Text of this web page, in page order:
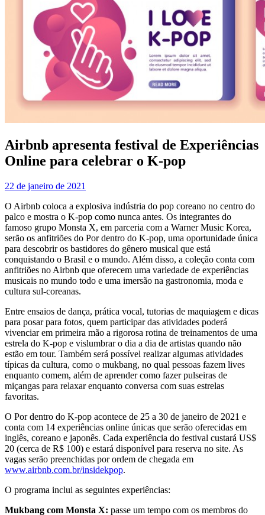
Airbnb apresenta festival de Experiências
Online para celebrar o K-pop
22 de janeiro de 2021
O Airbnb coloca a explosiva indústria do pop coreano no centro do
palco e mostra o K-pop como nunca antes. Os integrantes do
famoso grupo Monsta X, em parceria com a Warner Music Korea,
serão os anfitriões do Por dentro do K-pop, uma oportunidade única
para descobrir os bastidores do gênero musical que está
conquistando o Brasil e o mundo. Além disso, a coleção conta com
anfitriões no Airbnb que oferecem uma variedade de experiências
musicais no mundo todo e uma imersão na gastronomia, moda e
cultura sul-coreanas.
Entre ensaios de dança, prática vocal, tutorias de maquiagem e dicas
para posar para fotos, quem participar das atividades poderá
vivenciar em primeira mão a rigorosa rotina de treinamentos de uma
estrela do K-pop e vislumbrar o dia a dia de artistas quando não
estão em tour. Também será possível realizar algumas atividades
típicas da cultura, como o mukbang, no qual pessoas fazem lives
enquanto comem, além de aprender como fazer pulseiras de
miçangas para relaxar enquanto conversa com suas estrelas
favoritas.
O Por dentro do K-pop acontece de 25 a 30 de janeiro de 2021 e
conta com 14 experiências online únicas que serão oferecidas em
inglês, coreano e japonês. Cada experiência do festival custará US$
20 (cerca de R$ 100) e estará disponível para reserva no site. As
vagas serão preenchidas por ordem de chegada em
www.airbnb.com.br/insidekpop.
O programa inclui as seguintes experiências:
Mukbang com Monsta X: passe um tempo com os membros do